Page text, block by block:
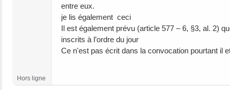
entre eux.
je lis également ceci
Il est également prévu (article 577 – 6, §3, al. 2)
inscrits à l’ordre du jour
Ce n'est pas écrit dans la convocation pourtant il
Hors ligne